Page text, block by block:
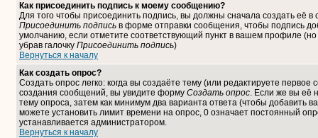
Как присоединить подпись к моему сообщению?
Для того чтобы присоединить подпись, вы должны сначала создать её
Присоединить подпись в форме отправки сообщения, чтобы подпись
умолчанию, если отметите соответствующий пункт в вашем профиле
убрав галочку Присоединить подпись)
Вернуться к началу
Как создать опрос?
Создать опрос легко: когда вы создаёте тему (или редактируете
создания сообщений, вы увидите форму Создать опрос. Если же вы её
тему опроса, затем как минимум два варианта ответа (чтобы добавить
можете установить лимит времени на опрос, 0 означает постоянный
устанавливается администратором.
Вернуться к началу